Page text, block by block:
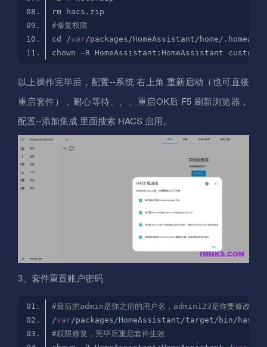
#修复权限
cd /var
以上操作完毕后，配置--系统 右上角 重新启动（也可直接
重启套件），耐心等待。。。重启OK后 F5 刷新浏览器，
配置--添加集成 里面搜索 HACS 启用。
3、套件重置账户密码
#最后的admin是你之前的用户名，admin123是你要修改的密
/var/packages/HomeAssistant/target/bin/
#权限修复，完毕后重启套件生效